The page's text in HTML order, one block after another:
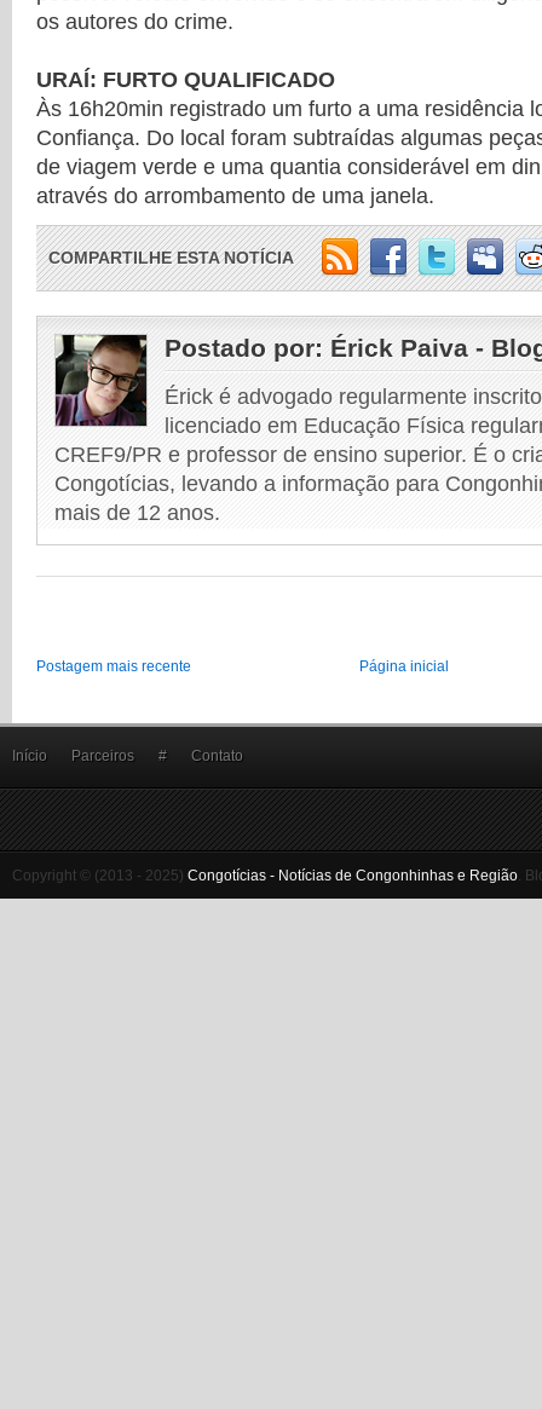
os autores do crime.
URAÍ: FURTO QUALIFICADO
Às 16h20min registrado um furto a uma residência
Confiança. Do local foram subtraídas algumas
de viagem verde e uma quantia considerável em
através do arrombamento de uma janela.
COMPARTILHE ESTA NOTÍCIA
Postado por: Érick Paiva -
Érick é advogado regularmente
licenciado em Educação Física
CREF9/PR e professor de ensino superior. É o
Congotícias, levando a informação para
mais de 12 anos.
Postagem mais recente Página inicial
Início Parceiros # Contato
Copyright © (2013 - 2025) Congotícias - Notícias de Congonhinhas e Região.